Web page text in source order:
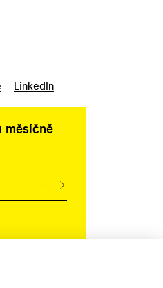
LinkedIn
měsíčně